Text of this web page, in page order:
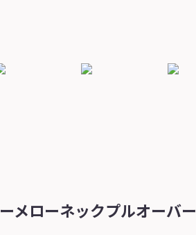
メローネックプルオーバー